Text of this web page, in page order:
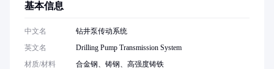
基本信息
中文名
钻井泵传动系统
英文名
Drilling Pump Transmission System
材质/材料
合金钢、铸钢、高强度铸铁